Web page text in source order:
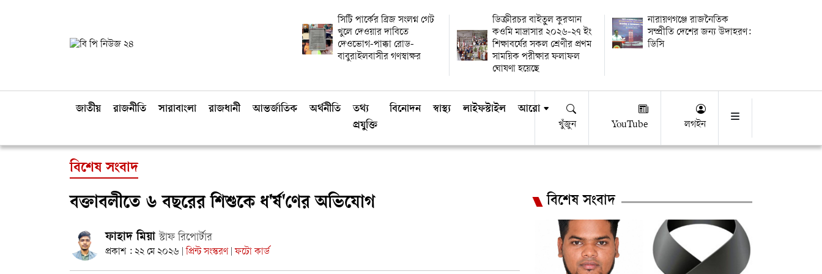
সিটি পার্কের ব্রিজ সংলগ্ন গেট
খুলে দেওয়ার দাবিতে
দেওভোগ-পাক্কা রোড-
বাবুরাইলবাসীর গণস্বাক্ষর
ডিক্রীরচর বাইতুল কুরআন
কওমি মাদ্রাসার ২০২৬-২৭ ইং
শিক্ষাবর্ষের সকল শ্রেণীর প্রথম
সাময়িক পরীক্ষার ফলাফল
ঘোষণা হয়েছে
নারায়ণগঞ্জে রাজনৈতিক
সম্প্রীতি দেশের জন্য উদাহরণ:
ডিসি
জাতীয় রাজনীতি সারাবাংলা রাজধানী আন্তর্জাতিক অর্থনীতি
তথ্য
প্রযুক্তি
বিনোদন স্বাস্থ্য লাইফস্টাইল আরো
খুঁজুন YouTube লগইন
বিশেষ সংবাদ
বক্তাবলীতে ৬ বছরের শিশুকে ধ'র্ষ'ণের অভিযোগ
ফাহাদ মিয়াস্টাফ রিপোর্টার
প্রকাশ : ২২ মে ২০২৬ প্রিন্ট সংস্করণ ফটো কার্ড
বিশেষ সংবাদ